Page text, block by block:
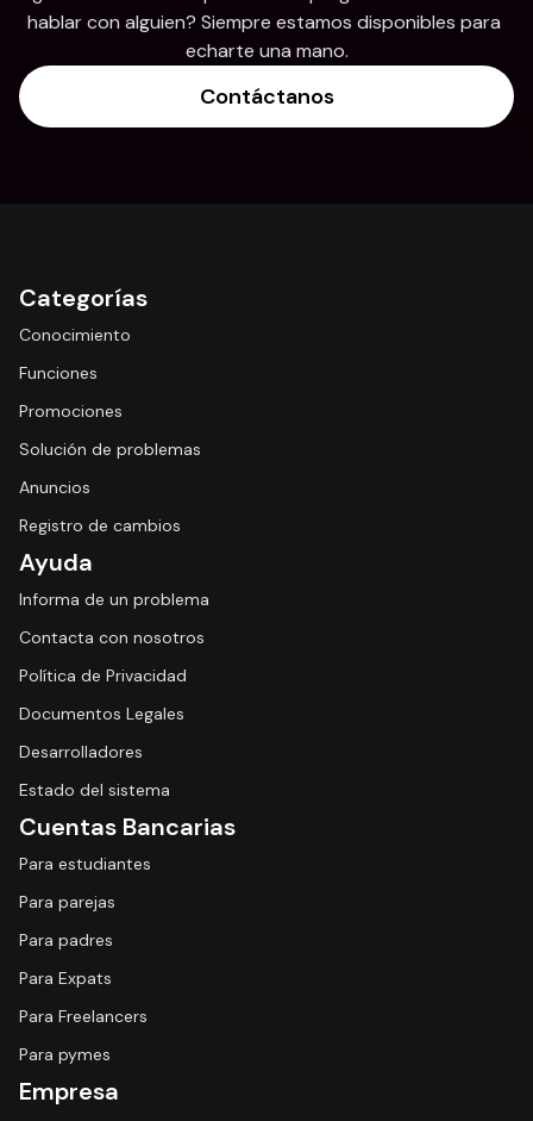
hablar con alguien? Siempre estamos disponibles para
echarte una mano.
Contáctanos
Categorías
Conocimiento
Funciones
Promociones
Solución de problemas
Anuncios
Registro de cambios
Ayuda
Informa de un problema
Contacta con nosotros
Política de Privacidad
Documentos Legales
Desarrolladores
Estado del sistema
Cuentas Bancarias
Para estudiantes
Para parejas
Para padres
Para Expats
Para Freelancers
Para pymes
Empresa